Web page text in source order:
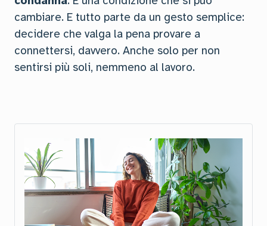
cambiare. E tutto parte da un gesto semplice:
decidere che valga la pena provare a
connettersi, davvero. Anche solo per non
sentirsi più soli, nemmeno al lavoro.